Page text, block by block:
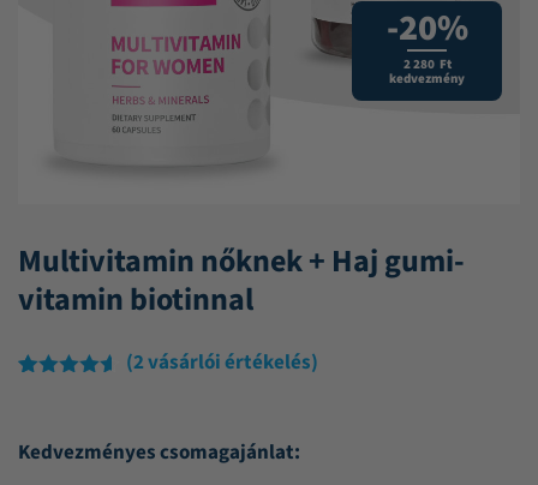
-20%
2 280 Ft
kedvezmény
Multivitamin nőknek + Haj gumi-
vitamin biotinnal
értékelés
(2vásárlói értékelés)
Kedvezményes csomagajánlat: